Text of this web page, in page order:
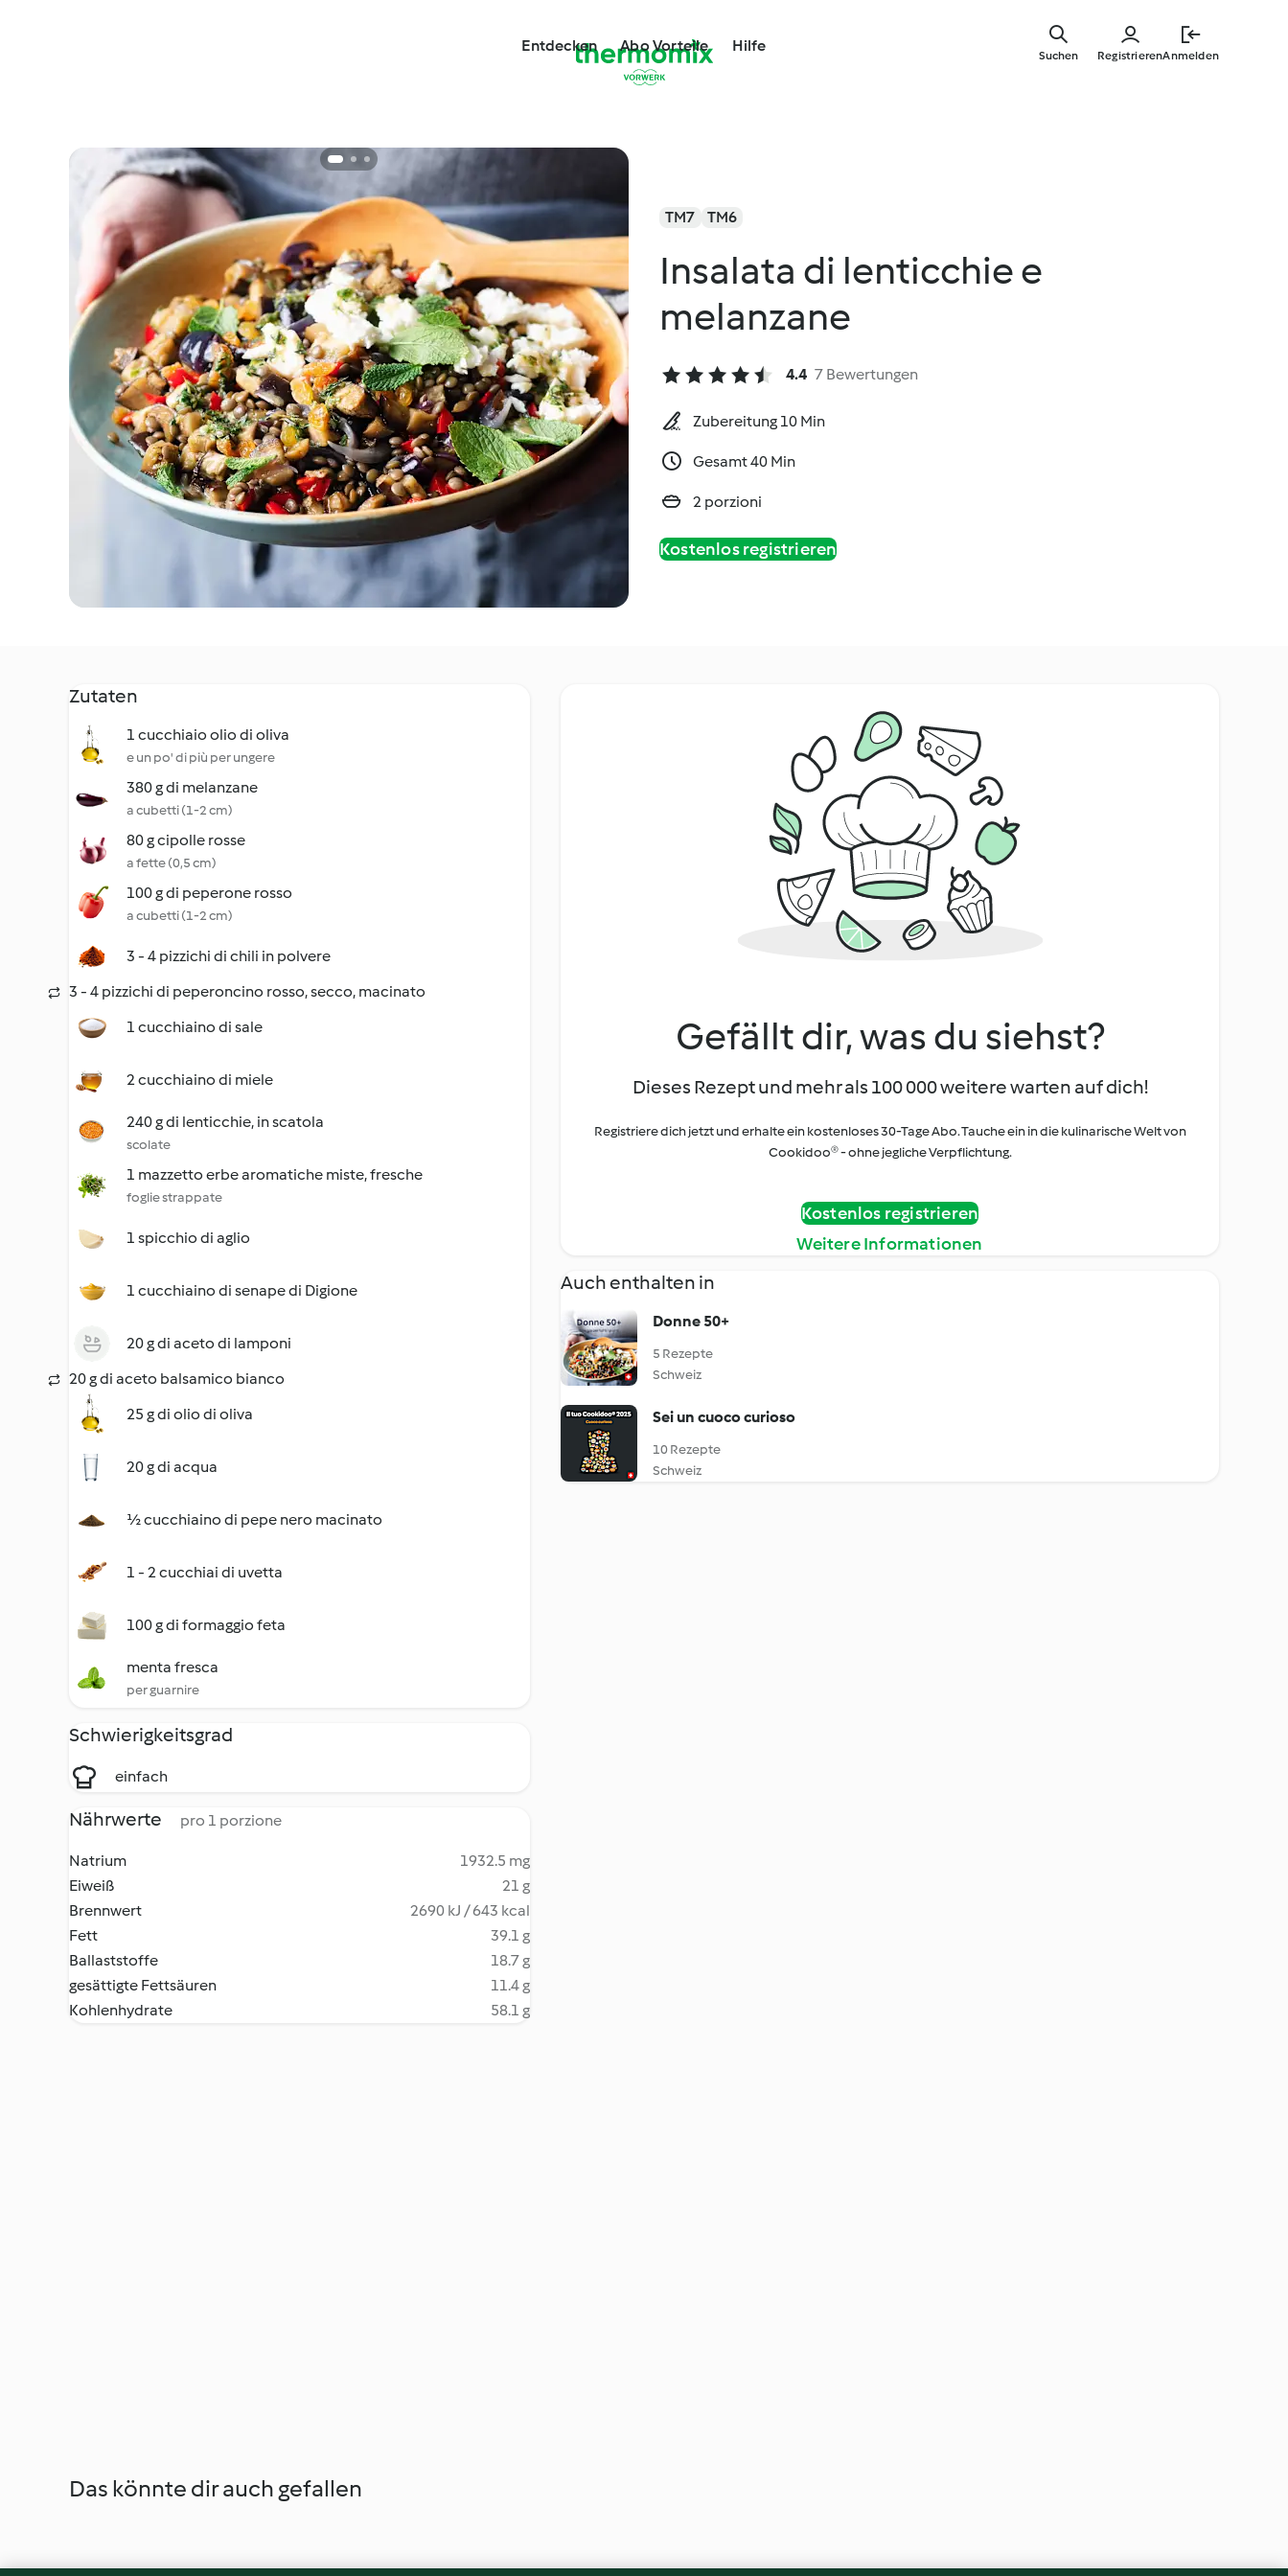
Entdecken Abo Vorteile Hilfe
RegistrierenAnmelden
Suchen
TM7 TM6
Insalata di lenticchie e
melanzane
4.4 7 Bewertungen
Zubereitung 10 Min
Gesamt 40 Min
2 porzioni
Kostenlos registrieren
Zutaten
1 cucchiaio olio di oliva
e un po' di più per ungere
380 g di melanzane
a cubetti (1-2 cm)
80 g cipolle rosse
a fette (0,5 cm)
100 g di peperone rosso
a cubetti (1-2 cm)
3 - 4 pizzichi di chili in polvere
3 - 4 pizzichi di peperoncino rosso, secco, macinato
1 cucchiaino di sale
2 cucchiaino di miele
240 g di lenticchie, in scatola
scolate
1 mazzetto erbe aromatiche miste, fresche
foglie strappate
1 spicchio di aglio
1 cucchiaino di senape di Digione
20 g di aceto di lamponi
20 g di aceto balsamico bianco
25 g di olio di oliva
20 g di acqua
½ cucchiaino di pepe nero macinato
1 - 2 cucchiai di uvetta
100 g di formaggio feta
menta fresca
per guarnire
Schwierigkeitsgrad
einfach
Nährwerte pro 1 porzione
Natrium
1932.5 mg
Eiweiß
21 g
Brennwert
2690 kJ / 643 kcal
Fett
39.1 g
Ballaststoffe
18.7 g
gesättigte Fettsäuren
11.4 g
Kohlenhydrate
58.1 g
Gefällt dir, was du siehst?
Dieses Rezept und mehr als 100 000 weitere warten auf dich!
Registriere dich jetzt und erhalte ein kostenloses 30-Tage Abo. Tauche ein in die kulinarische Welt von
Cookidoo® - ohne jegliche Verpflichtung.
Kostenlos registrieren
Weitere Informationen
Auch enthalten in
Donne 50+
5 Rezepte
Schweiz
Sei un cuoco curioso
10 Rezepte
Schweiz
Das könnte dir auch gefallen